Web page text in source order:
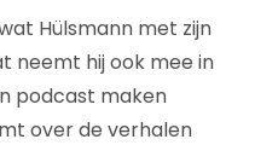
Hülsmann met zijn
neemt hij ook mee in
podcast maken
over de verhalen